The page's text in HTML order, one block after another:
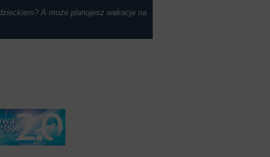
A może planujesz wakacje na